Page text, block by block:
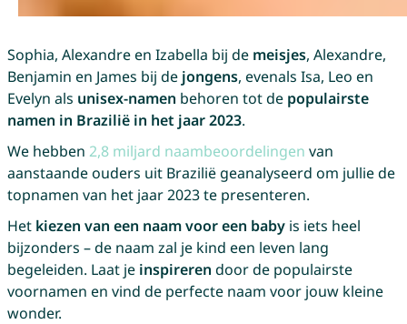
Sophia, Alexandre en Izabella bij de meisjes, Alexandre,
Benjamin en James bij de jongens, evenals Isa, Leo en
Evelyn als unisex-namen behoren tot de populairste
namen in Brazilië in het jaar 2023.
We hebben 2,8 miljard naambeoordelingen van
aanstaande ouders uit Brazilië geanalyseerd om jullie de
topnamen van het jaar 2023 te presenteren.
Het kiezen van een naam voor een babyis iets heel
bijzonders – de naam zal je kind een leven lang
begeleiden. Laat je inspireren door de populairste
voornamen en vind de perfecte naam voor jouw kleine
wonder.